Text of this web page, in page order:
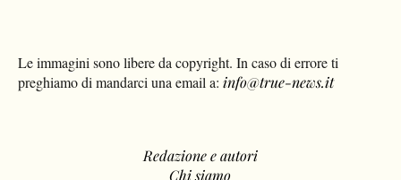
Le immagini sono libere da copyright. In caso di errore ti
preghiamo di mandarci una email a: info@true-news.it
Redazione e autori
Chi siamo